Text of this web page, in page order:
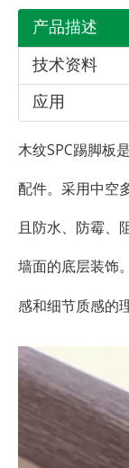
产品描述
技术资料
应用
木纹SPC踢脚板
配件。采用中空
且防水、防霉、
墙面的底层装饰
感和细节质感的